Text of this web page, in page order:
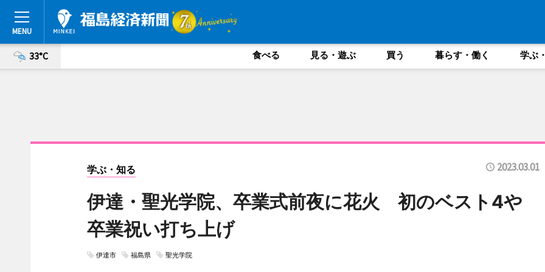
33°C 食べる 見る・遊ぶ 買う 暮らす・働く 学ぶ
学ぶ・知る 2023.03.01
伊達・聖光学院、卒業式前夜に花火 初のベスト4や
卒業祝い打ち上げ
伊達市 福島県 聖光学院